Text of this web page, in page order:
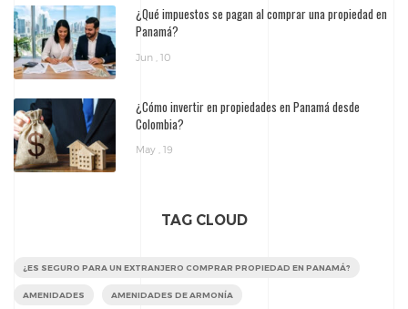
¿Qué impuestos se pagan al comprar una propiedad en
Panamá?
Jun , 10
¿Cómo invertir en propiedades en Panamá desde
Colombia?
May , 19
TAG CLOUD
¿ES SEGURO PARA UN EXTRANJERO COMPRAR PROPIEDAD EN PANAMÁ?
AMENIDADES AMENIDADES DE ARMONÍA